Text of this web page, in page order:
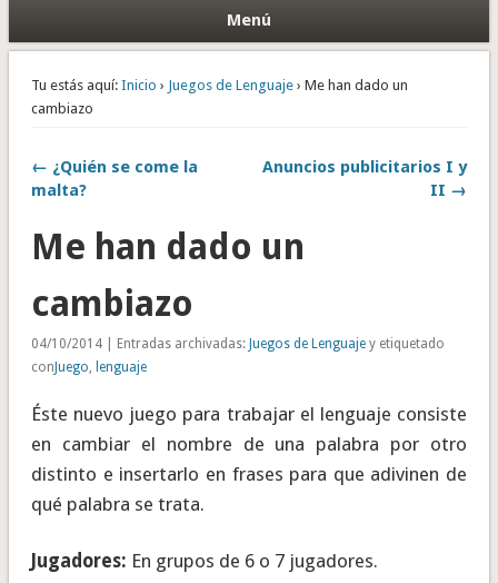
Menú
Tu estás aquí: Inicio › Juegos de Lenguaje› Me han dado un
cambiazo
← ¿Quién se come la
malta?
Anuncios publicitarios I y
II →
Me han dado un
cambiazo
04/10/2014 | Entradas archivadas: Juegos de Lenguajey etiquetado
con Juego, lenguaje
Éste nuevo juego para trabajar el lenguaje consiste
en cambiar el nombre de una palabra por otro
distinto e insertarlo en frases para que adivinen de
qué palabra se trata.
Jugadores: En grupos de 6 o 7 jugadores.